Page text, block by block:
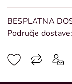
BESPLATNA
Područje